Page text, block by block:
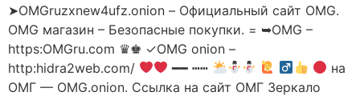
➤OMGruzxnew4ufz.onion – Официальный сайт OMG.
OMG магазин – Безопасные покупки. = ➥OMG –
https:OMGru.com ♛♚ ✓OMG onion –
http:hidra2web.com/
━━ ┅┅
на
ОМГ — OMG.onion. Ссылка на сайт ОМГ Зеркало